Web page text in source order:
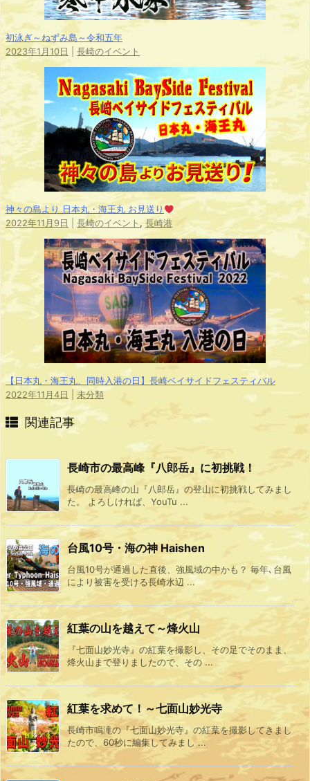
初泳ぎ～ねずみ島～令和五年
2023年1月10日 長崎のイベント
神々の島より 日本丸・海王丸 お見送り
2022年11月9日 長崎のイベント , 長崎港
【日本丸・海王丸、同時入港の日】長崎ベイサイドフェスティバル
2022年11月4日 未分類
関連記事
長崎市の最高峰『八郎岳』に初挑戦！
長崎の最高峰の山『八郎岳』の登山に初挑戦してみまし
た。 よろしければ、YouTu ...
台風10号・海の神 Haishen
台風10号が通過した直後、強風域の中かも？ 毎年､台風
により被害を受ける長崎水辺 ...
紅葉の山を越えて～烽火山
『七面山妙光寺』の紅葉を撮影し、その足でそのまま、
烽火山まで登りましたので、その ...
紅葉を求めて！～七面山妙光寺
長崎市鳴滝の『七面山妙光寺』の紅葉を撮影してきまし
たので、60秒に編集してみまし ...